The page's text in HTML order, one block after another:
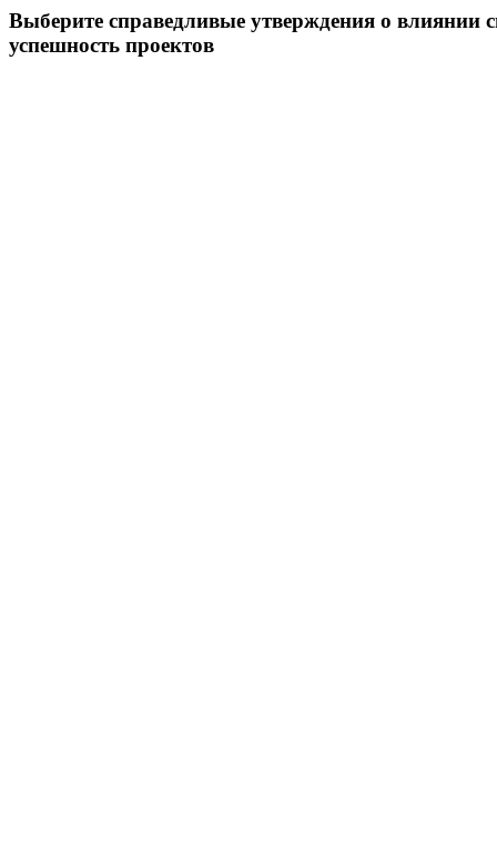
Выберите справедливые утверждения о влиянии
успешность проектов